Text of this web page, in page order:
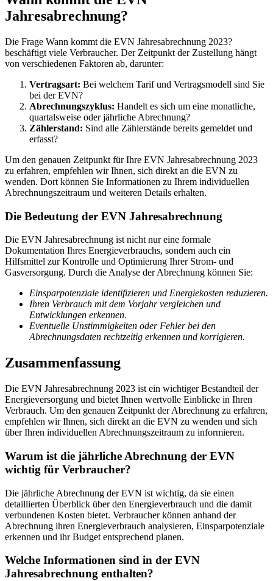
Jahresabrechnung?
Die Frage Wann kommt die EVN Jahresabrechnung 2023?
beschäftigt viele Verbraucher. Der Zeitpunkt der Zustellung hängt
von verschiedenen Faktoren ab, darunter:
Vertragsart: Bei welchem Tarif und Vertragsmodell sind Sie
bei der EVN?
Abrechnungszyklus: Handelt es sich um eine monatliche,
quartalsweise oder jährliche Abrechnung?
Zählerstand: Sind alle Zählerstände bereits gemeldet und
erfasst?
Um den genauen Zeitpunkt für Ihre EVN Jahresabrechnung 2023
zu erfahren, empfehlen wir Ihnen, sich direkt an die EVN zu
wenden. Dort können Sie Informationen zu Ihrem individuellen
Abrechnungszeitraum und weiteren Details erhalten.
Die Bedeutung der EVN Jahresabrechnung
Die EVN Jahresabrechnung ist nicht nur eine formale
Dokumentation Ihres Energieverbrauchs, sondern auch ein
Hilfsmittel zur Kontrolle und Optimierung Ihrer Strom- und
Gasversorgung. Durch die Analyse der Abrechnung können Sie:
Einsparpotenziale identifizieren und Energiekosten reduzieren.
Ihren Verbrauch mit dem Vorjahr vergleichen und
Entwicklungen erkennen.
Eventuelle Unstimmigkeiten oder Fehler bei den
Abrechnungsdaten rechtzeitig erkennen und korrigieren.
Zusammenfassung
Die EVN Jahresabrechnung 2023 ist ein wichtiger Bestandteil der
Energieversorgung und bietet Ihnen wertvolle Einblicke in Ihren
Verbrauch. Um den genauen Zeitpunkt der Abrechnung zu erfahren,
empfehlen wir Ihnen, sich direkt an die EVN zu wenden und sich
über Ihren individuellen Abrechnungszeitraum zu informieren.
Warum ist die jährliche Abrechnung der EVN
wichtig für Verbraucher?
Die jährliche Abrechnung der EVN ist wichtig, da sie einen
detaillierten Überblick über den Energieverbrauch und die damit
verbundenen Kosten bietet. Verbraucher können anhand der
Abrechnung ihren Energieverbrauch analysieren, Einsparpotenziale
erkennen und ihr Budget entsprechend planen.
Welche Informationen sind in der EVN
Jahresabrechnung enthalten?